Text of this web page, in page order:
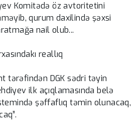
Komitədə öz avtoritetini
qurum daxilində şəxsi
nail olub...
reallıq
tərəfindən DGK sədri təyin
ilk açıqlamasında belə
şəffaflıq təmin olunacaq,